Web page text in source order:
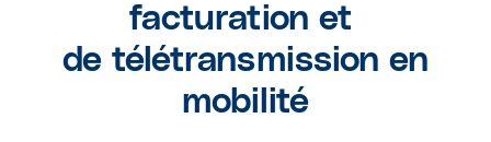
facturation et
de télétransmission en
mobilité